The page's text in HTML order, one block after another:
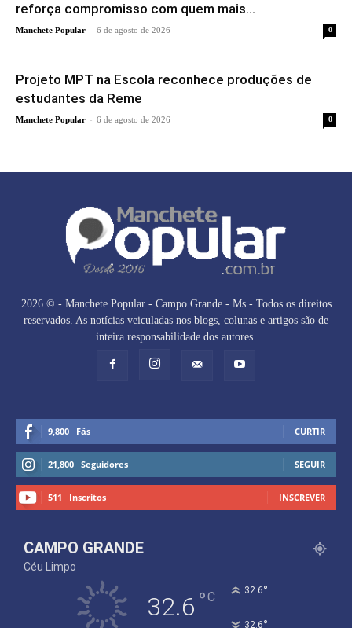
reforça compromisso com quem mais...
Manchete Popular - 6 de agosto de 2026 0
Projeto MPT na Escola reconhece produções de
estudantes da Reme
Manchete Popular - 6 de agosto de 2026 0
2026 © - Manchete Popular - Campo Grande - Ms - Todos os direitos
reservados. As notícias veiculadas nos blogs, colunas e artigos são de
inteira responsabilidade dos autores.
9,800 Fãs CURTIR
21,800 Seguidores SEGUIR
511 Inscritos INSCREVER
CAMPO GRANDE
Céu Limpo
32.6 °C 32.6°
32.6